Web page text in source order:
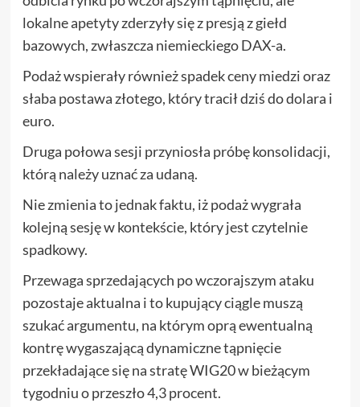
lokalne apetyty zderzyły się z presją z giełd
bazowych, zwłaszcza niemieckiego DAX-a.
Podaż wspierały również spadek ceny miedzi oraz
słaba postawa złotego, który tracił dziś do dolara i
euro.
Druga połowa sesji przyniosła próbę konsolidacji,
którą należy uznać za udaną.
Nie zmienia to jednak faktu, iż podaż wygrała
kolejną sesję w kontekście, który jest czytelnie
spadkowy.
Przewaga sprzedających po wczorajszym ataku
pozostaje aktualna i to kupujący ciągle muszą
szukać argumentu, na którym oprą ewentualną
kontrę wygaszającą dynamiczne tąpnięcie
przekładające się na stratę WIG20 w bieżącym
tygodniu o przeszło 4,3 procent.